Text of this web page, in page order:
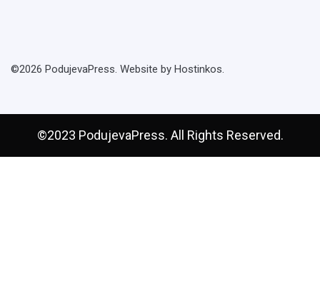
©2026 PodujevaPress. Website by Hostinkos.
©2023 PodujevaPress. All Rights Reserved.